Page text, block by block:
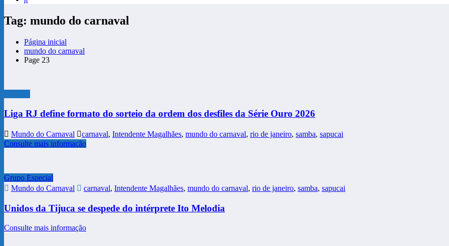
Tag: mundo do carnaval
Página inicial
mundo do carnaval
Page 23
Liga RJ define formato do sorteio da ordem dos desfiles da Série Ouro 2026
Mundo do Carnaval carnaval, Intendente Magalhães, mundo do carnaval, rio de janeiro, samba, sapucai
Consulte mais informação
Grupo Especial
Mundo do Carnaval
carnaval, Intendente Magalhães, mundo do carnaval, rio de janeiro, samba, sapucai
Unidos da Tijuca se despede do intérprete Ito Melodia
Consulte mais informação